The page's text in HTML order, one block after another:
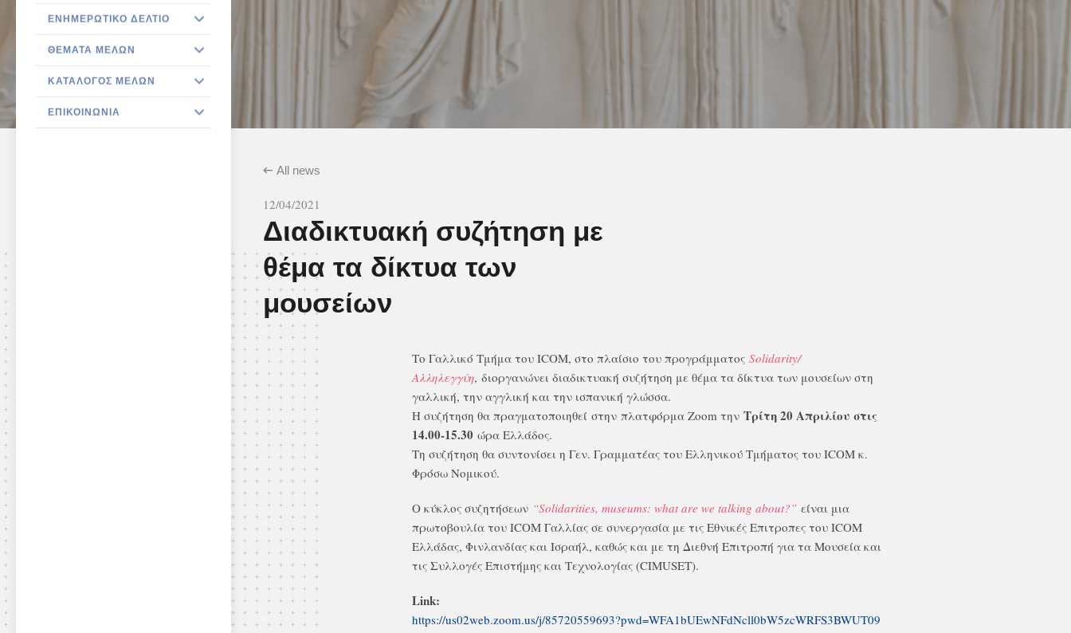
ΕΝΗΜΕΡΩΤΙΚΌ ΔΕΛΤΊΟ
ΘΈΜΑΤΑ ΜΕΛΏΝ
ΚΑΤΆΛΟΓΟΣ ΜΕΛΏΝ
ΕΠΙΚΟΙΝΩΝΊΑ
All news
12/04/2021
Διαδικτυακή συζήτηση με
θέμα τα δίκτυα των
μουσείων
Το Γαλλικό Τμήμα του ICOM, στο πλαίσιο του προγράμματος Solidarity/
Αλληλεγγύη, διοργανώνει διαδικτυακή συζήτηση με θέμα τα δίκτυα των μουσείων στη
γαλλική, την αγγλική και την ισπανική γλώσσα.
Η συζήτηση θα πραγματοποιηθεί στην πλατφόρμα Zoom την Τρίτη 20 Απριλίου στις
14.00-15.30 ώρα Ελλάδος.
Τη συζήτηση θα συντονίσει η Γεν. Γραμματέας του Ελληνικού Τμήματος του ICOM κ.
Φρόσω Νομικού.
Ο κύκλος συζητήσεων “Solidarities, museums: what are we talking about?” είναι μια
πρωτοβουλία του ICOM Γαλλίας σε συνεργασία με τις Εθνικές Επιτροπες του ICOM
Ελλάδας, Φινλανδίας και Ισραήλ, καθώς και με τη Διεθνή Επιτροπή για τα Μουσεία και
τις Συλλογές Επιστήμης και Τεχνολογίας (CIMUSET).
Link:
https://us02web.zoom.us/j/85720559693?pwd=WFA1bUEwNFdNcll0bW5zcWRFS3BWUT09